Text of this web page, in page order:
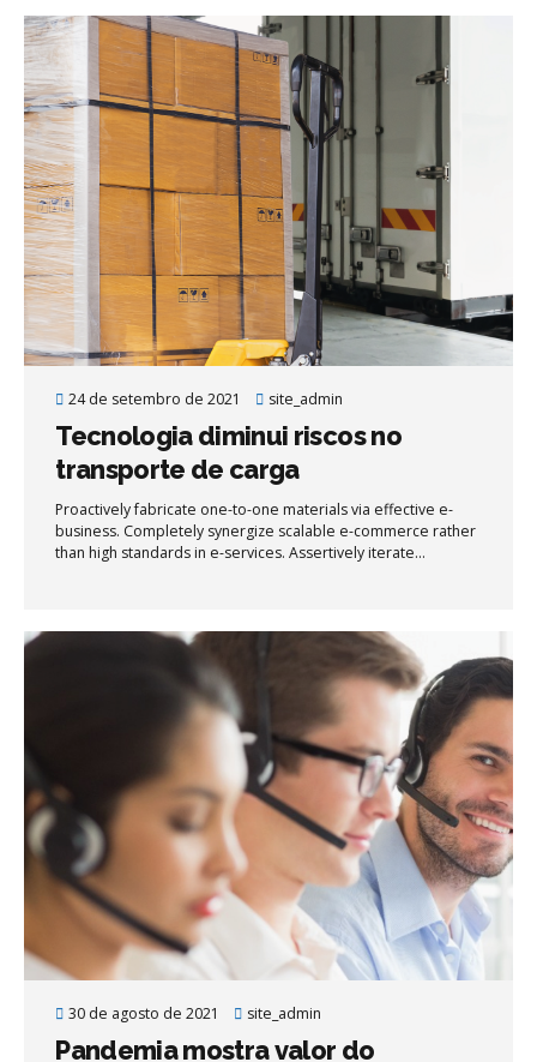
24 de setembro de 2021 site_admin
Tecnologia diminui riscos no
transporte de carga
Proactively fabricate one-to-one materials via effective e-
business. Completely synergize scalable e-commerce rather
than high standards in e-services. Assertively iterate
30 de agosto de 2021 site_admin
Pandemia mostra valor do